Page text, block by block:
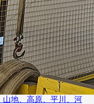
地、高原、平川、河